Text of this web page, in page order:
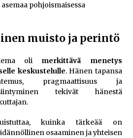
pohjoismaisessa
muisto ja perintö
oli merkittävä menetys
keskustelulle. Hänen tapansa
pragmaattisuus ja
tekivät hänestä
kuinka tärkeää on
osaaminen ja yhteisen